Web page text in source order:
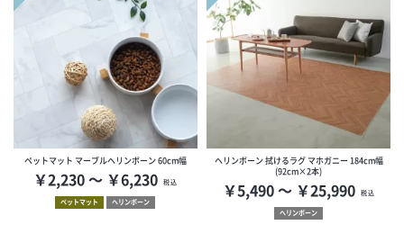
ペットマット マーブルヘリンボーン 60cm幅
￥2,230 ～ ￥6,230 税込
ペットマット ヘリンボーン
ヘリンボーン 拭けるラグ マホガニー 184cm幅
(92cm×2本)
￥5,490 ～ ￥25,990 税込
ヘリンボーン